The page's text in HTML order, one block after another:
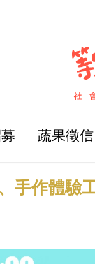
蔬果徵信
手作體驗